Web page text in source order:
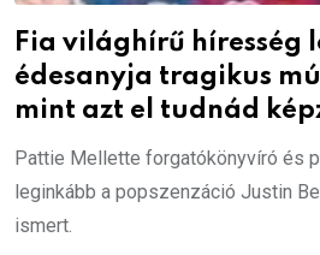
Fia világhírű híresség
édesanyja tragikus
mint azt el tudnád
Pattie Mellette forgatókönyvíró és
leginkább a popszenzáció Justin
ismert.